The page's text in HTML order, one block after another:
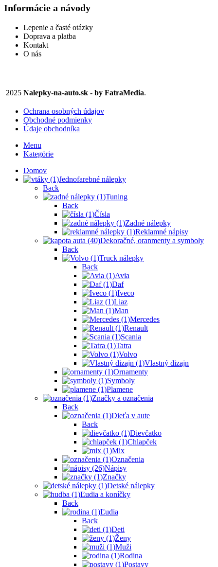
vybrať
stránke
produktu.
14,90 €
Informácie a návody
Lepenie a časté otázky
Doprava a platba
Kontakt
O nás
2025 Nalepky-na-auto.sk - by FatraMedia.
Ochrana osobných údajov
Obchodné podmienky
Údaje obchodníka
Menu
Kategórie
Domov
Jednofarebné nálepky
Back
Tuning
Back
Čísla
Zadné nálepky
Reklamné nápisy
Dekoračné, oranmenty a symboly
Back
Truck nálepky
Back
Avia
Daf
Iveco
Liaz
Man
Mercedes
Renault
Scania
Tatra
Volvo
Vlastný dizajn
Ornamenty
Symboly
Plamene
Značky a označenia
Back
Dieťa v aute
Back
Dievčatko
Chlapček
Mix
Označenia
Nápisy
Značky
Detské nálepky
Ľudia a koníčky
Back
Ľudia
Back
Deti
Ženy
Muži
Rodina
Postavy